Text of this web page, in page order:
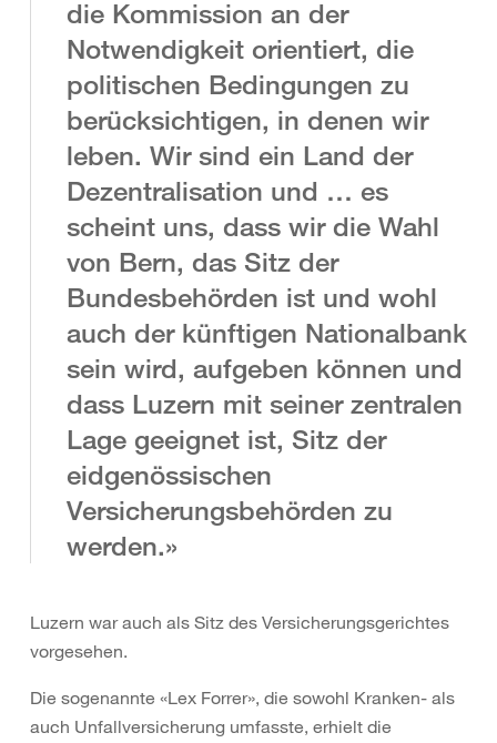
die Kommission an der
Notwendigkeit orientiert, die
politischen Bedingungen zu
berücksichtigen, in denen wir
leben. Wir sind ein Land der
Dezentralisation und … es
scheint uns, dass wir die Wahl
von Bern, das Sitz der
Bundesbehörden ist und wohl
auch der künftigen Nationalbank
sein wird, aufgeben können und
dass Luzern mit seiner zentralen
Lage geeignet ist, Sitz der
eidgenössischen
Versicherungsbehörden zu
werden.»
Luzern war auch als Sitz des Versicherungsgerichtes
vorgesehen.
Die sogenannte «Lex Forrer», die sowohl Kranken- als
auch Unfallversicherung umfasste, erhielt die